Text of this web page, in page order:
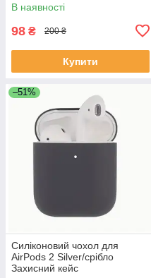
В наявності
98 ₴ 200 ₴
Купити
–51%
Силіконовий чохол для
AirPods 2 Silver/срібло
Захисний кейс